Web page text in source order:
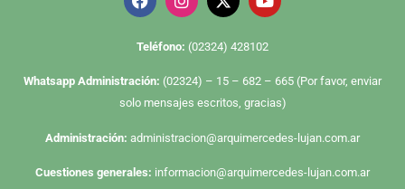
Te léfono: (02324) 428102
Whatsapp Administración: (02324) – 15 – 682 – 665 (Por favor, enviar
solo mensajes escritos, gracias)
Administración: administracion@arquimercedes-lujan.com.ar
Cuestiones generales: informacion@arquimercedes-lujan.com.ar